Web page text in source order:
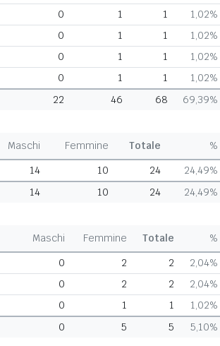
0 1 1
1,02%
0 1 1
1,02%
0 1 1
1,02%
0 1 1
1,02%
22 46 68 69,39%
Maschi Femmine Totale
%
14 10 24
24,49%
14 10 24 24,49%
Maschi Femmine Totale
%
0 2 2
2,04%
0 2 2
2,04%
0 1 1
1,02%
0 5 5 5,10%